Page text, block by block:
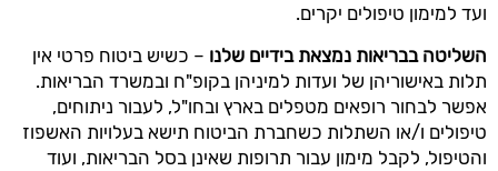
ועד למימון טיפולים יקרים.
השליטה בבריאות נמצאת בידיים שלנו – כשיש ביטוח פרטי אין
תלות באישוריהן של ועדות למיניהן בקופ"ח ובמשרד הבריאות.
אפשר לבחור רופאים מטפלים בארץ ובחו"ל, לעבור ניתוחים,
טיפולים ו/או השתלות כשחברת הביטוח תישא בעלויות האשפוז
והטיפול, לקבל מימון עבור תרופות שאינן בסל הבריאות, ועוד